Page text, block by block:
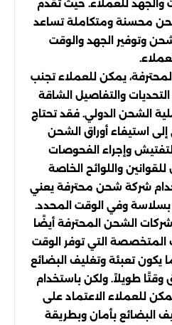
والجهد للعملاء. حيث تقدم
محسنة ومتكاملة تساعد
وتوفير الجهد والوقت
يمكن للعملاء تجنب
والتفاصيل الشاقة
الشحن الدولي. فقد تحتاج
استيفاء أوراق الشحن
وإجراء الفحوصات
واللوائح الخاصة
شركة شحن محترفة يعني
وفي الوقت المحدد.
الشحن المحترفة أيضًا
المتخصصة التي توفر الوقت
يكون تعبئة وتغليف البضائع
طويلاً. ولكن باستخدام
للعملاء الاعتماد على
البضائع بأمان وبطريقة